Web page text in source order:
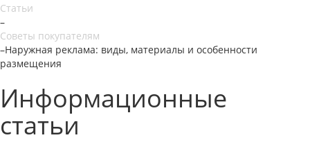
Статьи
–
Советы покупателям
–Наружная реклама: виды, материалы и особенности
размещения
Информационные
статьи